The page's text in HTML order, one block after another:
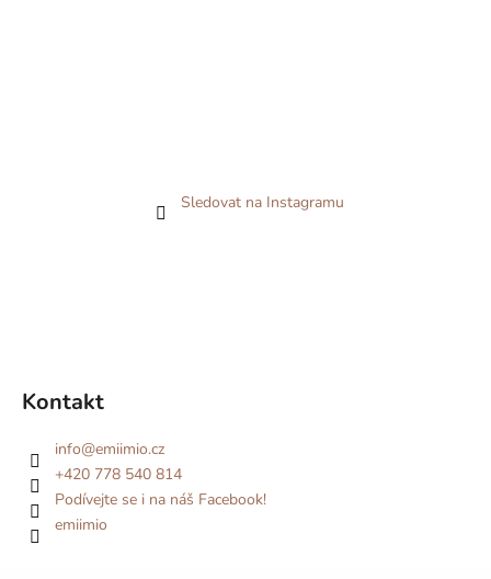
Sledovat na Instagramu
Kontakt
info@emiimio.cz
+420 778 540 814
Podívejte se i na náš Facebook!
emiimio